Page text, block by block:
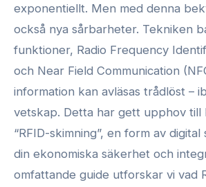
exponentiellt. Men med denna
också nya sårbarheter. Tekniken
funktioner, Radio Frequency
och Near Field Communication
information kan avläsas trådlöst –
vetskap. Detta har gett upphov
“RFID-skimning”, en form av
din ekonomiska säkerhet och
omfattande guide utforskar vi vad